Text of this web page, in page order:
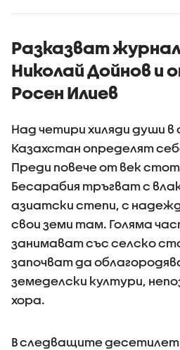
Разказват
Николай Дойнов и
Росен Илиев
Над четири хиляди души в
Казахстан определят
Преди повече от век
Бесарабия тръгват с
азиатски степи, с
свои земи там. Голяма
занимават със селско
започват да
земеделски култури,
хора.
В следващите